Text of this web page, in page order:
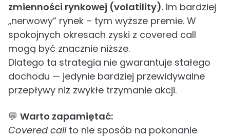
zmienności rynkowej (volatility). Im bardziej
„nerwowy” rynek – tym wyższe premie. W
spokojnych okresach zyski z covered call
mogą być znacznie niższe.
Dlatego ta strategia nie gwarantuje stałego
dochodu — jedynie bardziej przewidywalne
przepływy niż zwykłe trzymanie akcji.
💬 Warto zapamiętać:
Covered callto nie sposób na pokonanie